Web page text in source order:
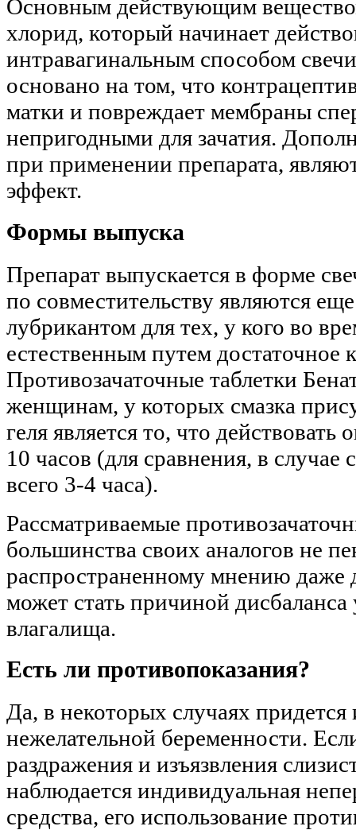
Основным действующим
хлорид, который начинает
интравагинальным способом
основано на том, что
матки и повреждает мембраны
непригодными для зачатия.
при применении препарата,
эффект.
Формы выпуска
Препарат выпускается в форме
по совместительству являются
лубрикантом для тех, у кого во
естественным путем достаточное
Противозачаточные таблетки
женщинам, у которых смазка
геля является то, что
10 часов (для сравнения, в случае
всего 3-4 часа).
Рассматриваемые
большинства своих аналогов не
распространенному мнению даже
может стать причиной
влагалища.
Есть ли противопоказания?
Да, в некоторых случаях
нежелательной беременности.
раздражения и изъязвления
наблюдается индивидуальная
средства, его использование